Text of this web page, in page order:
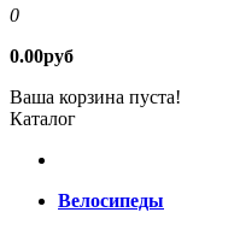
0
0.00руб
Ваша корзина пуста!
Каталог
Велосипеды